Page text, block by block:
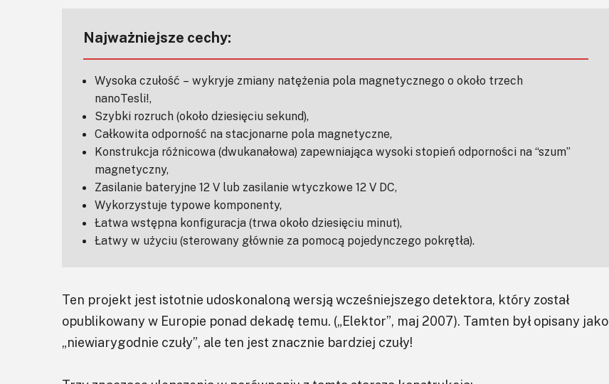
Najważniejsze cechy:
Wysoka czułość – wykryje zmiany natężenia pola magnetycznego o około trzech
nanoTesli!,
Szybki rozruch (około dziesięciu sekund),
Całkowita odporność na stacjonarne pola magnetyczne,
Konstrukcja różnicowa (dwukanałowa) zapewniająca wysoki stopień odporności na “szum”
magnetyczny,
Zasilanie bateryjne 12 V lub zasilanie wtyczkowe 12 V DC,
Wykorzystuje typowe komponenty,
Łatwa wstępna konfiguracja (trwa około dziesięciu minut),
Łatwy w użyciu (sterowany głównie za pomocą pojedynczego pokrętła).
Ten projekt jest istotnie udoskonaloną wersją wcześniejszego detektora, który został
opublikowany w Europie ponad dekadę temu. („Elektor”, maj 2007). Tamten był opisany jako
„niewiarygodnie czuły”, ale ten jest znacznie bardziej czuły!